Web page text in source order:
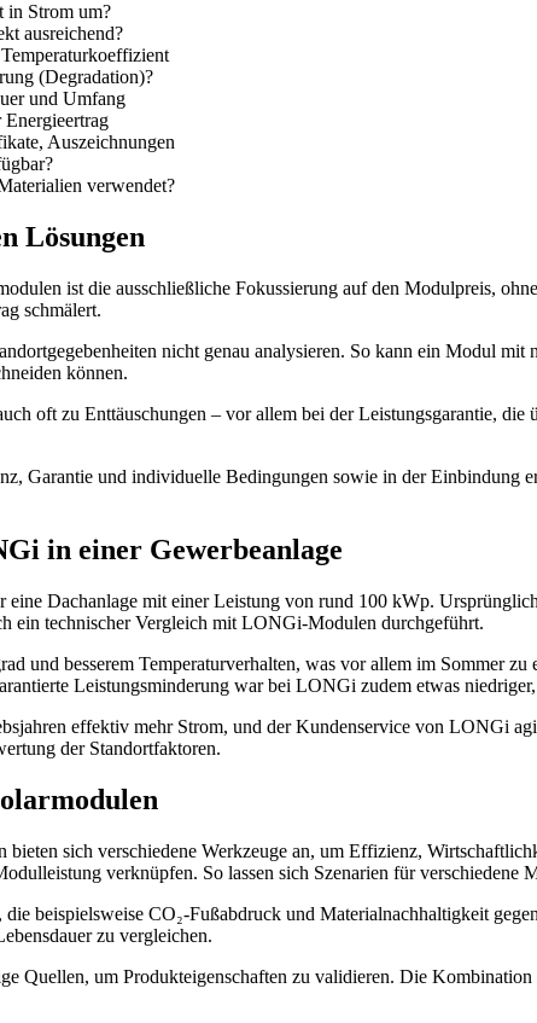
in Strom um?
ausreichend?
(Degradation)?
und Umfang
Auszeichnungen
verwendet?
Lösungen
ist die ausschließliche Fokussierung auf den Modulpreis,
schmälert.
nicht genau analysieren. So kann ein Modul
können.
oft zu Enttäuschungen – vor allem bei der Leistungsgarantie,
Garantie und individuelle Bedingungen sowie in der Einbindung
in einer Gewerbeanlage
Dachanlage mit einer Leistung von rund 100 kWp.
ein technischer Vergleich mit LONGi-Modulen durchgeführt.
und besserem Temperaturverhalten, was vor allem im Sommer
Leistungsminderung war bei LONGi zudem etwas
effektiv mehr Strom, und der Kundenservice von LONGi
der Standortfaktoren.
sich verschiedene Werkzeuge an, um Effizienz,
verknüpfen. So lassen sich Szenarien für verschiedene
beispielsweise CO₂-Fußabdruck und Materialnachhaltigkeit
zu vergleichen.
Quellen, um Produkteigenschaften zu validieren. Die